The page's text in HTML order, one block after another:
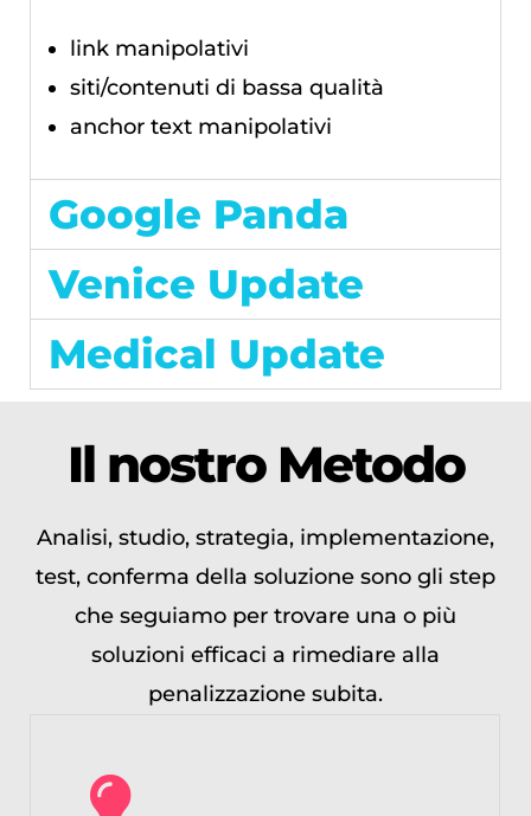
link manipolativi
siti/contenuti di bassa qualità
anchor text manipolativi
Google Panda
Venice Update
Medical Update
Il nostro Metodo
Analisi, studio, strategia, implementazione,
test, conferma della soluzione sono gli step
che seguiamo per trovare una o più
soluzioni efficaci a rimediare alla
penalizzazione subita.